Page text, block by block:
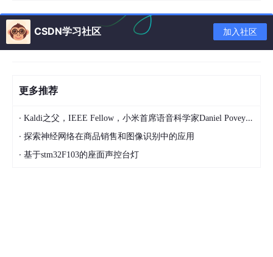
CSDN学习社区 加入社区
更多推荐
· Kaldi之父，IEEE Fellow，小米首席语音科学家Daniel Povey将出席2024全球机器学习技术大会并发表演讲！
· 探索神经网络在商品销售和图像识别中的应用
· 基于stm32F103的座面声控台灯